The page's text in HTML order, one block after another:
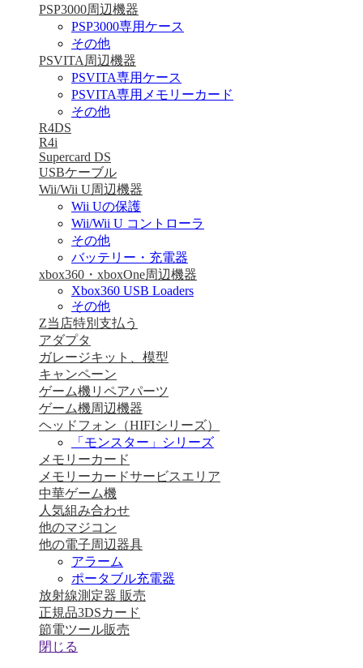
PSP3000周辺機器
PSP3000専用ケース
その他
PSVITA周辺機器
PSVITA専用ケース
PSVITA専用メモリーカード
その他
R4DS
R4i
Supercard DS
USBケーブル
Wii/Wii U周辺機器
Wii Uの保護
Wii/Wii U コントローラ
その他
バッテリー・充電器
xbox360・xboxOne周辺機器
Xbox360 USB Loaders
その他
Z当店特別支払う
アダプタ
ガレージキット、模型
キャンペーン
ゲーム機リペアパーツ
ゲーム機周辺機器
ヘッドフォン（HIFIシリーズ）
「モンスター」シリーズ
メモリーカード
メモリーカードサービスエリア
中華ゲーム機
人気組み合わせ
他のマジコン
他の電子周辺器具
アラーム
ポータブル充電器
放射線測定器 販売
正規品3DSカード
節電ツール販売
閉じる